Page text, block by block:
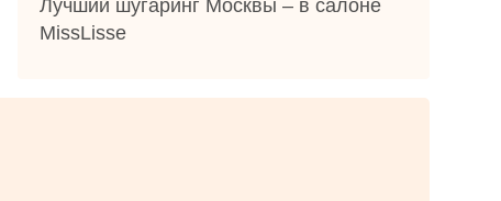
Лучший шугаринг Москвы – в салоне
MissLisse